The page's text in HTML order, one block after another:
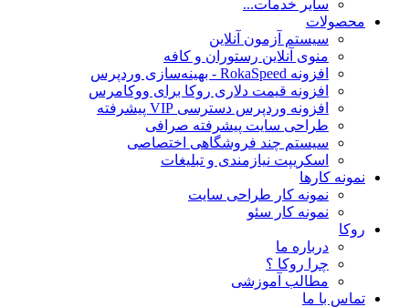
سایر خدمات...
محصولات
سیستم آزمون آنلاین
منوی آنلاین رستوران و کافه
افزونه RokaSpeed - بهینه‌سازی وردپرس
افزونه قیمت دلاری روکا برای ووکامرس
افزونه وردپرس دسترسی VIP پیشرفته
طراحی سایت پیشرفته صرافی
سیستم چند فروشگاهی اختصاصی
اسکریپت نیازمندی و تبلیغات
نمونه کارها
نمونه کار طراحی سایت
نمونه کار سئو
روکا
درباره ما
چرا روکا ؟
مطالب آموزشی
تماس با ما